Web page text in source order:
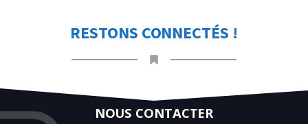
RESTONS CONNECTÉS !
NOUS CONTACTER